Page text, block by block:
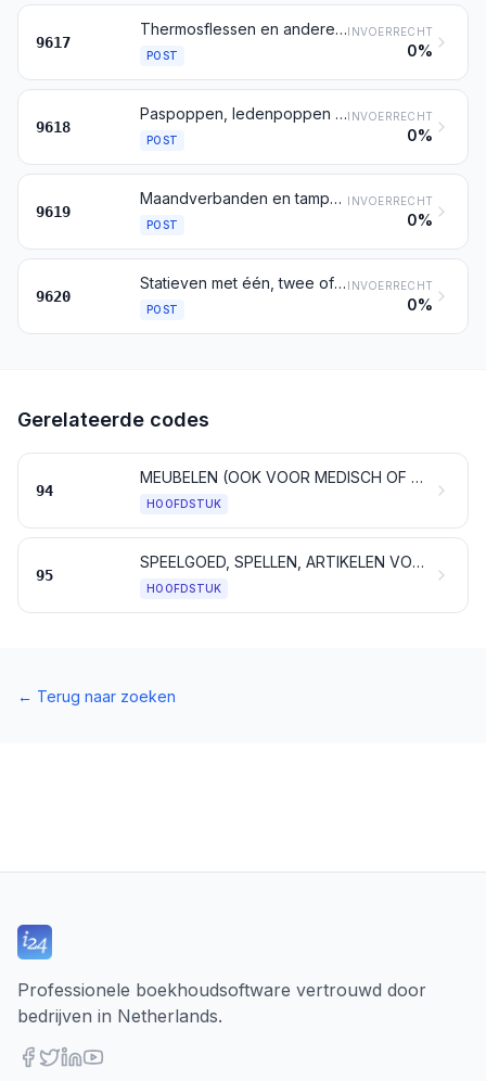
9617
Thermosflessen en andere gemonteerde isothermische bergingsmiddelen, met vacuümisolatie; delen van deze bergingsmiddelen, andere dan binnenflessen van glas
POST
INVOERRECHT
0%
9618
Paspoppen, ledenpoppen en dergelijke; automaten en mechanische blikvangers, voor etalages
POST
INVOERRECHT
0%
9619
Maandverbanden en tampons, luiers, inlegluiers en dergelijke artikelen, ongeacht van welk materiaal
POST
INVOERRECHT
0%
9620
Statieven met één, twee of drie poten, en dergelijke artikelen
POST
INVOERRECHT
0%
Gerelateerde codes
94
MEUBELEN (OOK VOOR MEDISCH OF VOOR CHIRURGISCH GEBRUIK); ARTIKELEN VOOR BEDDEN EN DERGELIJKE ARTIKELEN; LICHTARMATUREN EN VERLICHTINGSTOESTELLEN, ELDERS GENOEMD NOCH ELDERS ONDER BEGREPEN; LICHTRECLAMES, VERLICHTE AANWIJZINGSBORDEN EN DERGELIJKE ARTIKELEN; GEPREFABRICEERDE BOUWWERKEN
HOOFDSTUK
95
SPEELGOED, SPELLEN, ARTIKELEN VOOR ONTSPANNING EN SPORTARTIKELEN; DELEN EN TOEBEHOREN DAARVAN
HOOFDSTUK
← Terug naar zoeken
Professionele boekhoudsoftware vertrouwd door
bedrijven in Netherlands.